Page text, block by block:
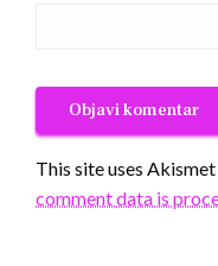
This site uses
comment data is